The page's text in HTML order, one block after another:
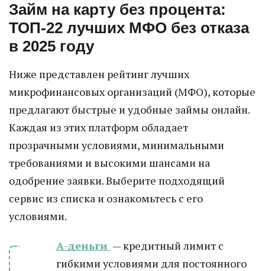
Займ на карту без процента:
ТОП-22 лучших МФО без отказа
в 2025 году
Ниже представлен рейтинг лучших
микрофинансовых организаций (МФО), которые
предлагают быстрые и удобные займы онлайн.
Каждая из этих платформ обладает
прозрачными условиями, минимальными
требованиями и высокими шансами на
одобрение заявки. Выберите подходящий
сервис из списка и ознакомьтесь с его
условиями.
А-деньги — кредитный лимит с
гибкими условиями для постоянного